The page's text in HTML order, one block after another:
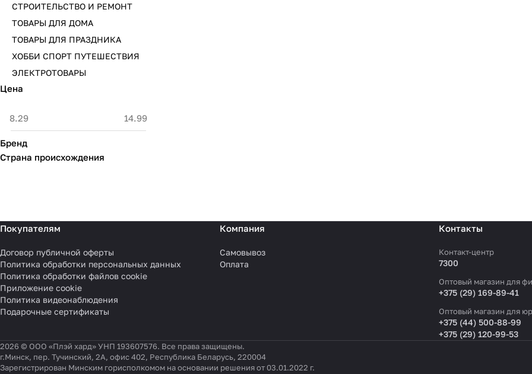
СТРОИТЕЛЬСТВО И РЕМОНТ
ТОВАРЫ ДЛЯ ДОМА
ТОВАРЫ ДЛЯ ПРАЗДНИКА
ХОББИ СПОРТ ПУТЕШЕСТВИЯ
ЭЛЕКТРОТОВАРЫ
Цена
Бренд
Страна происхождения
Покупателям
Договор публичной оферты
Политика обработки персональных данных
Политика обработки файлов cookie
Приложение cookie
Политика видеонаблюдения
Подарочные сертификаты
Компания
Самовывоз
Оплата
Контакты
Контакт-центр
7300
Оптовый магазин для
+375 (29) 169-89-41
Оптовый магазин для
+375 (44) 500-88-99
+375 (29) 120-99-53
2026 © ООО «Плэй хард» УНП 193607576. Все права защищены.
г.Минск, пер. Тучинский, 2А, офис 402, Республика Беларусь, 220004
Зарегистрирован Минским горисполкомом на основании решения от 03.01.2022 г.